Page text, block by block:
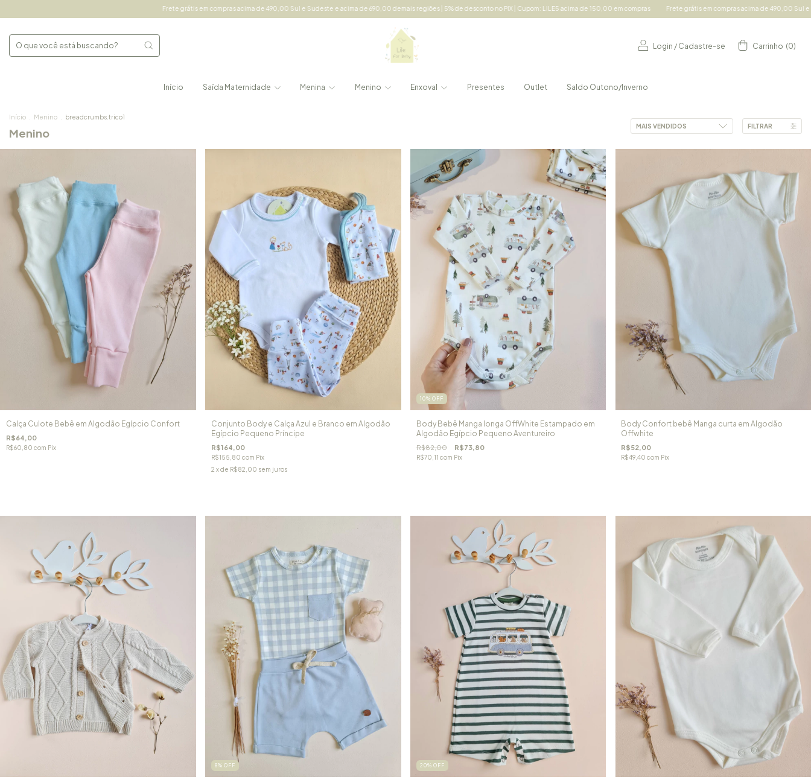
Frete grátis em compras acima de 490,00 Sul e Sudeste e acima de 690,00 demais regiões | 5% de desconto no PIX | Cupom: LILE5 acima de 150,00 em compras Frete grátis em compras acima de 490,00 Sul e Sudeste e acima de 690,00 demais
Login / Cadastre-se Carrinho (0)
Início Saída Maternidade Menina Menino Enxoval Presentes Outlet Saldo Outono/Inverno
Início Menino breadcrumbs.trico1
Menino FILTRAR
Calça Culote Bebê em Algodão Egípcio Confort
R$64,00
R$60,80 com Pix
Conjunto Body e Calça Azul e Branco em Algodão
Egípcio Pequeno Príncipe
R$164,00
R$155,80 com Pix
2 x de R$82,00 sem juros
10% OFF
Body Bebê Manga longa OffWhite Estampado em
Algodão Egípcio Pequeno Aventureiro
R$82,00 R$73,80
R$70,11 com Pix
Body Confort bebê Manga curta em Algodão
Offwhite
R$52,00
R$49,40com Pix
8% OFF 20% OFF